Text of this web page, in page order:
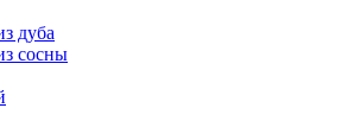
дуба
сосны